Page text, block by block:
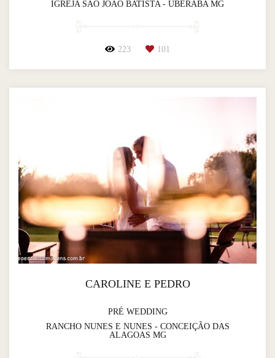
IGREJA SÃO JOÃO BATISTA - UBERABA MG
223 101
CAROLINE E PEDRO
PRÉ WEDDING
RANCHO NUNES E NUNES - CONCEIÇÃO DAS
ALAGOAS MG